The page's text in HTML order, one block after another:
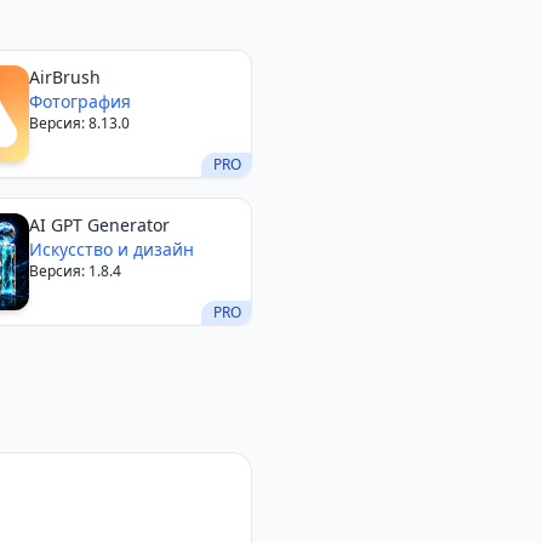
магазина. Ниже
фильтрам
стикерами, рамками,
ведущих
участников
PRO
AirBrush
Фотография
Версия: 8.13.0
PRO
AI GPT Generator
Искусство и дизайн
Версия: 1.8.4